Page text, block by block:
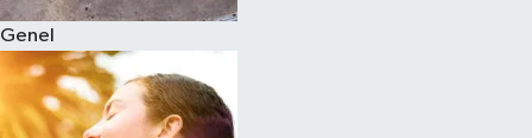
Genel